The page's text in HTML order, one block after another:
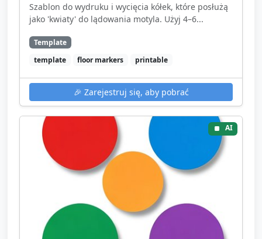
Szablon do wydruku i wycięcia kółek, które posłużą
jako 'kwiaty' do lądowania motyla. Użyj 4–6...
Template
template
floor markers printable
🎉 Zarejestruj się, aby pobrać
AI